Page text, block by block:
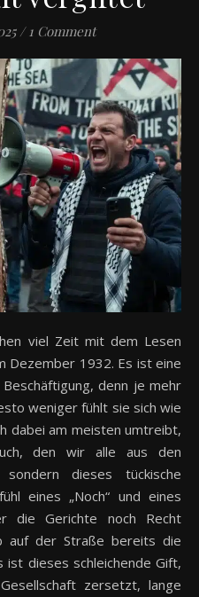
/ 1 Comment
Dezember 1932. Es ist eine
denn je mehr
weniger fühlt sie sich wie
dabei am meisten umtreibt,
den wir alle aus den
sondern dieses tückische
eines „Noch“ und eines
die Gerichte noch Recht
auf der Straße bereits die
dieses schleichende Gift,
zersetzt, lange